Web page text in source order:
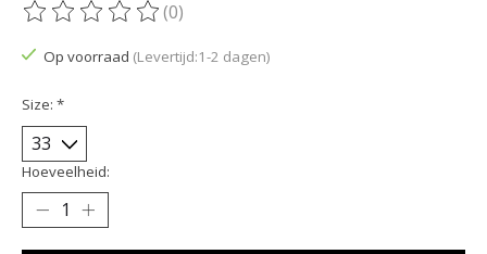
De beoordeling van dit product is
(0)
Op voorraad (Levertijd:1-2 dagen)
Size: *
Hoeveelheid: